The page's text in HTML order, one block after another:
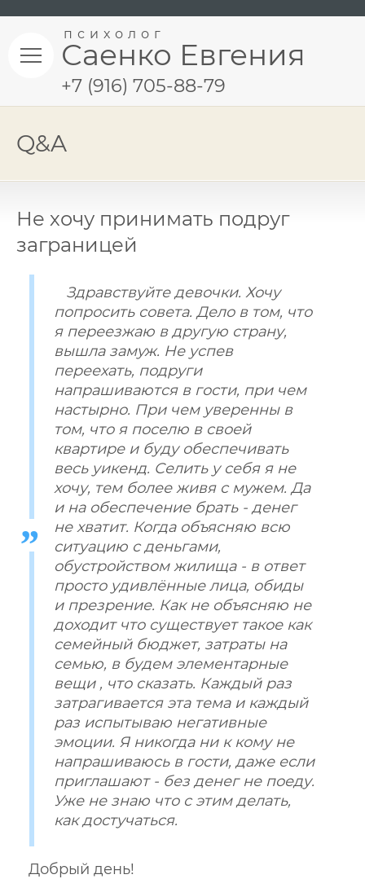
Саенко Евгения
психолог
+7 (916) 705-88-79
Q&A
Не хочу принимать подруг
заграницей
Здравствуйте девочки. Хочу
попросить совета. Дело в том, что
я переезжаю в другую страну,
вышла замуж. Не успев
переехать, подруги
напрашиваются в гости, при чем
настырно. При чем уверенны в
том, что я поселю в своей
квартире и буду обеспечивать
весь уикенд. Селить у себя я не
хочу, тем более живя с мужем. Да
и на обеспечение брать - денег
не хватит. Когда объясняю всю
ситуацию с деньгами,
обустройством жилища - в ответ
просто удивлённые лица, обиды
и презрение. Как не объясняю не
доходит что существует такое как
семейный бюджет, затраты на
семью, в будем элементарные
вещи , что сказать. Каждый раз
затрагивается эта тема и каждый
раз испытываю негативные
эмоции. Я никогда ни к кому не
напрашиваюсь в гости, даже если
приглашают - без денег не поеду.
Уже не знаю что с этим делать,
как достучаться.
Добрый день!